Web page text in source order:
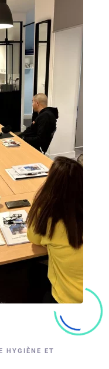
HYGIÈNE ET